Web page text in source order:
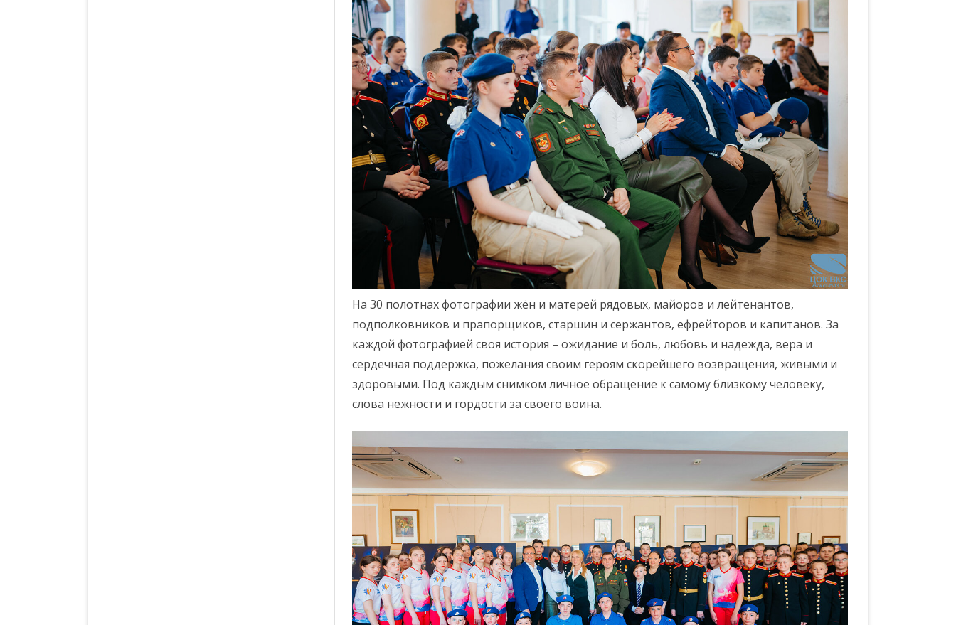
На 30 полотнах фотографии жён и матерей рядовых, майоров и лейтенантов,
подполковников и прапорщиков, старшин и сержантов, ефрейторов и капитанов. За
каждой фотографией своя история – ожидание и боль, любовь и надежда, вера и
сердечная поддержка, пожелания своим героям скорейшего возвращения, живыми и
здоровыми. Под каждым снимком личное обращение к самому близкому человеку,
слова нежности и гордости за своего воина.